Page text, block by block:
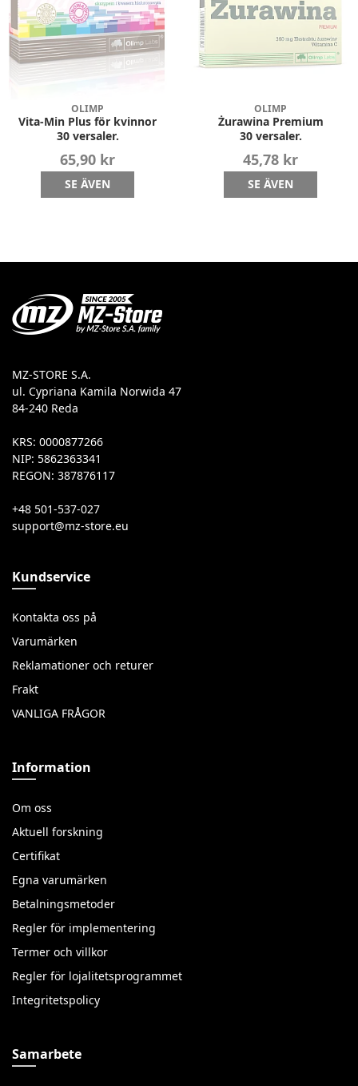
OLIMP
Vita-Min Plus för kvinnor
30 versaler.
65,90 kr
SE ÄVEN
OLIMP
Żurawina Premium
30 versaler.
45,78 kr
SE ÄVEN
MZ-STORE S.A.
ul. Cypriana Kamila Norwida 47
84-240 Reda
KRS: 0000877266
NIP: 5862363341
REGON: 387876117
+48 501-537-027
Kundservice
Kontakta oss på
Varumärken
Reklamationer och returer
Frakt
VANLIGA FRÅGOR
Information
Om oss
Aktuell forskning
Certifikat
Egna varumärken
Betalningsmetoder
Regler för implementering
Termer och villkor
Regler för lojalitetsprogrammet
Integritetspolicy
Samarbete